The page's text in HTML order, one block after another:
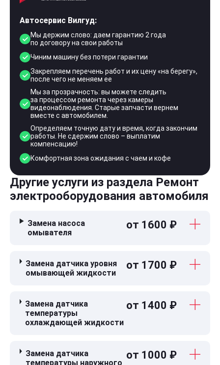
Автосервис Вилгуд:
Мы держим слово: даем гарантию 2 года
по договору на свои работы
Чиним машину без потери гарантии
Закрепляем перечень работ и их цену «на берегу»,
после чего не меняем ее
Мы за прозрачность: вы можете следить
за процессом ремонта через камеры
видеонаблюдения. Старые запчасти вернем
вместе с автомобилем.
Определяем точную дату и время, когда закончим
работы. Не сдержим слово – выплатим
компенсацию!
Комфортная зона ожидания с чаем и кофе
Другие услуги из раздела Ремонт
электрооборудования автомобиля
Замена насоса
омывателя
от 1600 ₽
Замена датчика уровня
омывающей жидкости
от 1700 ₽
Замена датчика
температуры
охлаждающей жидкости
от 1400 ₽
Замена датчика
температуры наружного
от 1000 ₽